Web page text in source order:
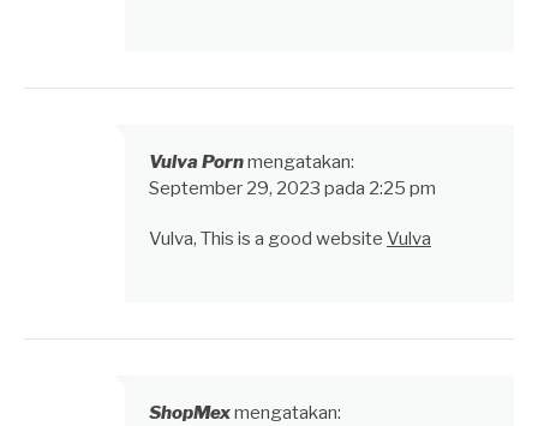
Vulva Pornmengatakan:
September 29, 2023 pada 2:25 pm
Vulva, This is a good website Vulva
ShopMexmengatakan: